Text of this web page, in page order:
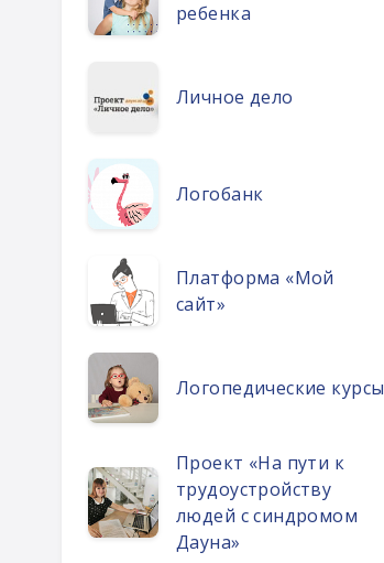
ребенка
Личное дело
Логобанк
Платформа «Мой
сайт»
Логопедические курсы
Проект «На пути к
трудоустройству
людей с синдромом
Дауна»